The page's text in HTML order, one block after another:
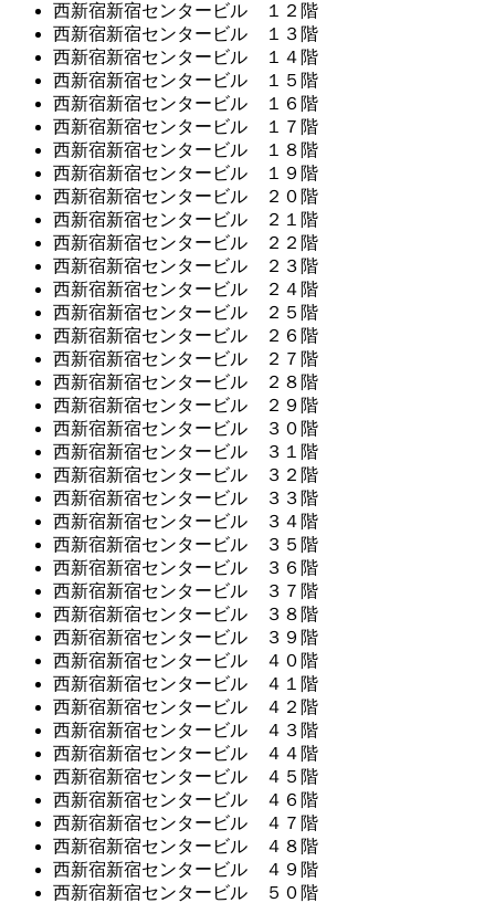
西新宿新宿センタービル １２階
西新宿新宿センタービル １３階
西新宿新宿センタービル １４階
西新宿新宿センタービル １５階
西新宿新宿センタービル １６階
西新宿新宿センタービル １７階
西新宿新宿センタービル １８階
西新宿新宿センタービル １９階
西新宿新宿センタービル ２０階
西新宿新宿センタービル ２１階
西新宿新宿センタービル ２２階
西新宿新宿センタービル ２３階
西新宿新宿センタービル ２４階
西新宿新宿センタービル ２５階
西新宿新宿センタービル ２６階
西新宿新宿センタービル ２７階
西新宿新宿センタービル ２８階
西新宿新宿センタービル ２９階
西新宿新宿センタービル ３０階
西新宿新宿センタービル ３１階
西新宿新宿センタービル ３２階
西新宿新宿センタービル ３３階
西新宿新宿センタービル ３４階
西新宿新宿センタービル ３５階
西新宿新宿センタービル ３６階
西新宿新宿センタービル ３７階
西新宿新宿センタービル ３８階
西新宿新宿センタービル ３９階
西新宿新宿センタービル ４０階
西新宿新宿センタービル ４１階
西新宿新宿センタービル ４２階
西新宿新宿センタービル ４３階
西新宿新宿センタービル ４４階
西新宿新宿センタービル ４５階
西新宿新宿センタービル ４６階
西新宿新宿センタービル ４７階
西新宿新宿センタービル ４８階
西新宿新宿センタービル ４９階
西新宿新宿センタービル ５０階